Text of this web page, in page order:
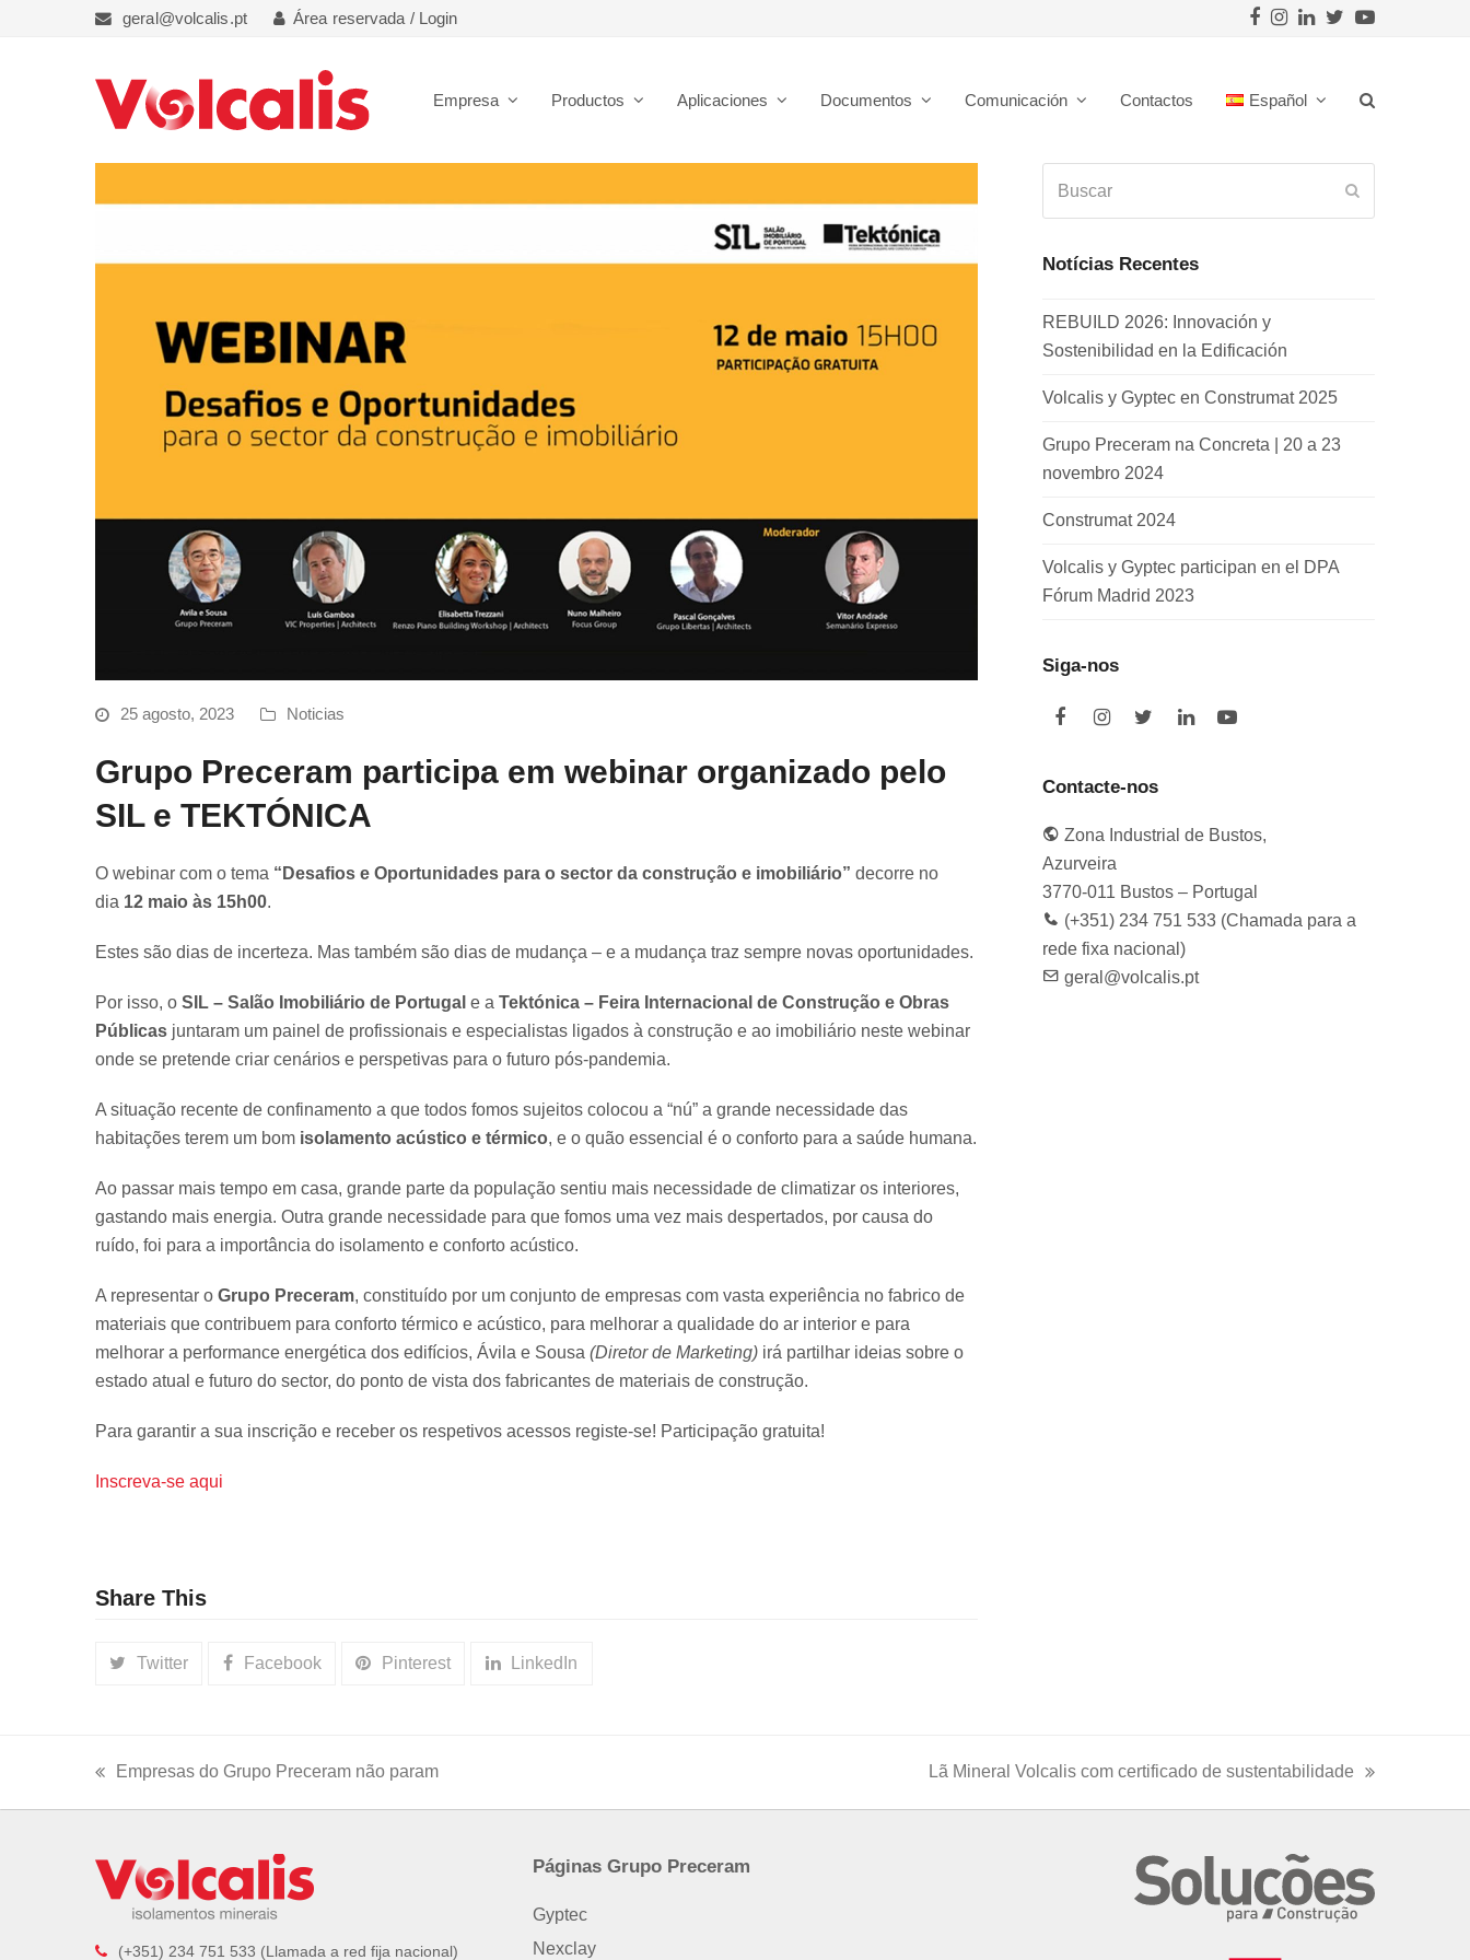
geral@volcalis.pt Área reservada / Login Facebook
Instagram
LinkedIn
Twitter
Empresa Productos Aplicaciones Documentos Comunicación Contactos Español
25 agosto, 2023 Noticias
Grupo Preceram participa em webinar organizado pelo
SIL e TEKTÓNICA
O webinar com o tema “Desafios e Oportunidades para o sector da construção e imobiliário” decorre no
dia 12 maio às 15h00.
Estes são dias de incerteza. Mas também são dias de mudança – e a mudança traz sempre novas oportunidades.
Por isso, o SIL – Salão Imobiliário de Portugal e a Tektónica – Feira Internacional de Construção e Obras
Públicas juntaram um painel de profissionais e especialistas ligados à construção e ao imobiliário neste webinar
onde se pretende criar cenários e perspetivas para o futuro pós-pandemia.
A situação recente de confinamento a que todos fomos sujeitos colocou a “nú” a grande necessidade das
habitações terem um bom isolamento acústico e térmico, e o quão essencial é o conforto para a saúde humana.
Ao passar mais tempo em casa, grande parte da população sentiu mais necessidade de climatizar os interiores,
gastando mais energia. Outra grande necessidade para que fomos uma vez mais despertados, por causa do
ruído, foi para a importância do isolamento e conforto acústico.
A representar o Grupo Preceram, constituído por um conjunto de empresas com vasta experiência no fabrico de
materiais que contribuem para conforto térmico e acústico, para melhorar a qualidade do ar interior e para
melhorar a performance energética dos edifícios, Ávila e Sousa (Diretor de Marketing) irá partilhar ideias sobre o
estado atual e futuro do sector, do ponto de vista dos fabricantes de materiais de construção.
Para garantir a sua inscrição e receber os respetivos acessos registe-se! Participação gratuita!
Inscreva-se aqui
Share This
Twitter Facebook Pinterest LinkedIn
Notícias Recentes
REBUILD 2026: Innovación y
Sostenibilidad en la Edificación
Volcalis y Gyptec en Construmat 2025
Grupo Preceram na Concreta | 20 a 23
novembro 2024
Construmat 2024
Volcalis y Gyptec participan en el DPA
Fórum Madrid 2023
Siga-nos
F
e
o
o
k
I
t
g
r
a
m
T
t
e
r
L
d
I
Y
e
Contacte-nos
Zona Industrial de Bustos,
Azurveira
3770-011 Bustos – Portugal
(+351) 234 751 533 (Chamada para a
rede fixa nacional)
geral@volcalis.pt
previous
post:
Empresas do Grupo Preceram não param
post:
Lã Mineral Volcalis com certificado de sustentabilidade
(+351) 234 751 533 (Llamada a red fija nacional)
Páginas Grupo Preceram
Gyptec
Nexclay